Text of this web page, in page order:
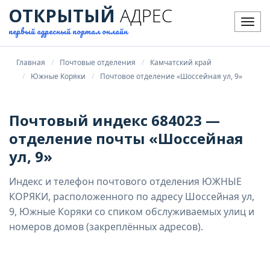
ОТКРЫТЫЙ АДРЕС
первый адресный портал онлайн
Главная Почтовые отделения
Камчатский край
Южные Коряки
Почтовое отделение «Шоссейная ул, 9»
Почтовый индекс 684023 —
отделение почты «Шоссейная
ул, 9»
Индекс и телефон почтового отделения ЮЖНЫЕ
КОРЯКИ, расположенного по адресу Шоссейная ул,
9, Южные Коряки со спиком обслуживаемых улиц и
номеров домов (закреплённых адресов).